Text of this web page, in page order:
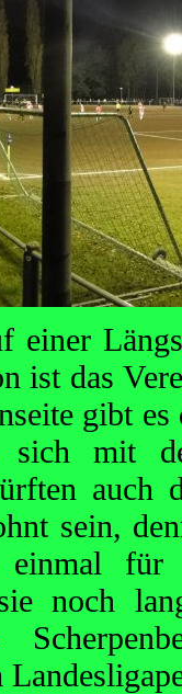
einer
ist das
gibt
mit
auch
sein,
einmal
noch